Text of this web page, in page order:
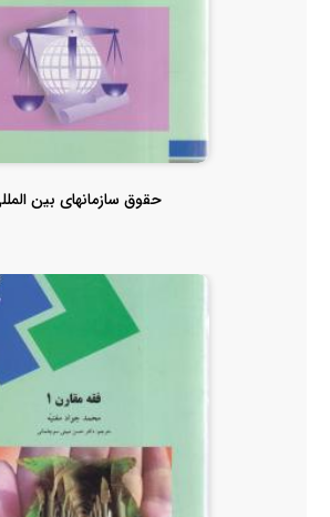
حقوق سازمانهای بین